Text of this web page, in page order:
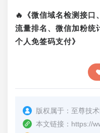
🔥《微信域名检测接口
流量排名、微信加粉统
个人免签码支付》
版权属于： 至尊技术
本文链接： https://